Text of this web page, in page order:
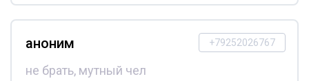
+79252026767
аноним
не брать, мутный чел